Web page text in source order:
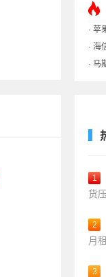
苹
海
马
1
货
2
月
3